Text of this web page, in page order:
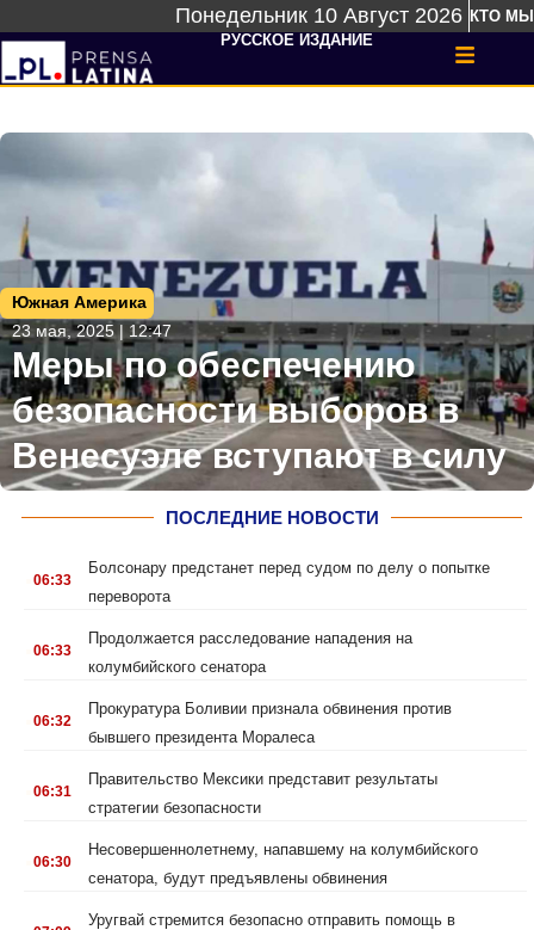
Понедельник 10 Август 2026 КТО МЫ
РУССКОЕ ИЗДАНИЕ
Южная Америка
23 мая, 2025 | 12:47
Меры по обеспечению
безопасности выборов в
Венесуэле вступают в силу
ПОСЛЕДНИЕ НОВОСТИ
06:33
Болсонару предстанет перед судом по делу о попытке
переворота
06:33
Продолжается расследование нападения на
колумбийского сенатора
06:32
Прокуратура Боливии признала обвинения против
бывшего президента Моралеса
06:31
Правительство Мексики представит результаты
стратегии безопасности
06:30
Несовершеннолетнему, напавшему на колумбийского
сенатора, будут предъявлены обвинения
Уругвай стремится безопасно отправить помощь в